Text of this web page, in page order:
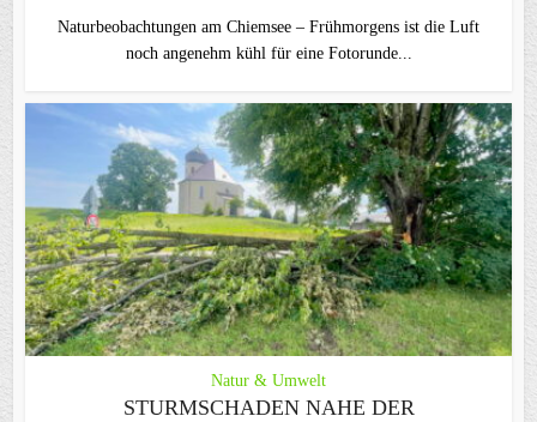
Naturbeobachtungen am Chiemsee – Frühmorgens ist die Luft
noch angenehm kühl für eine Fotorunde...
Natur & Umwelt
STURMSCHADEN NAHE DER